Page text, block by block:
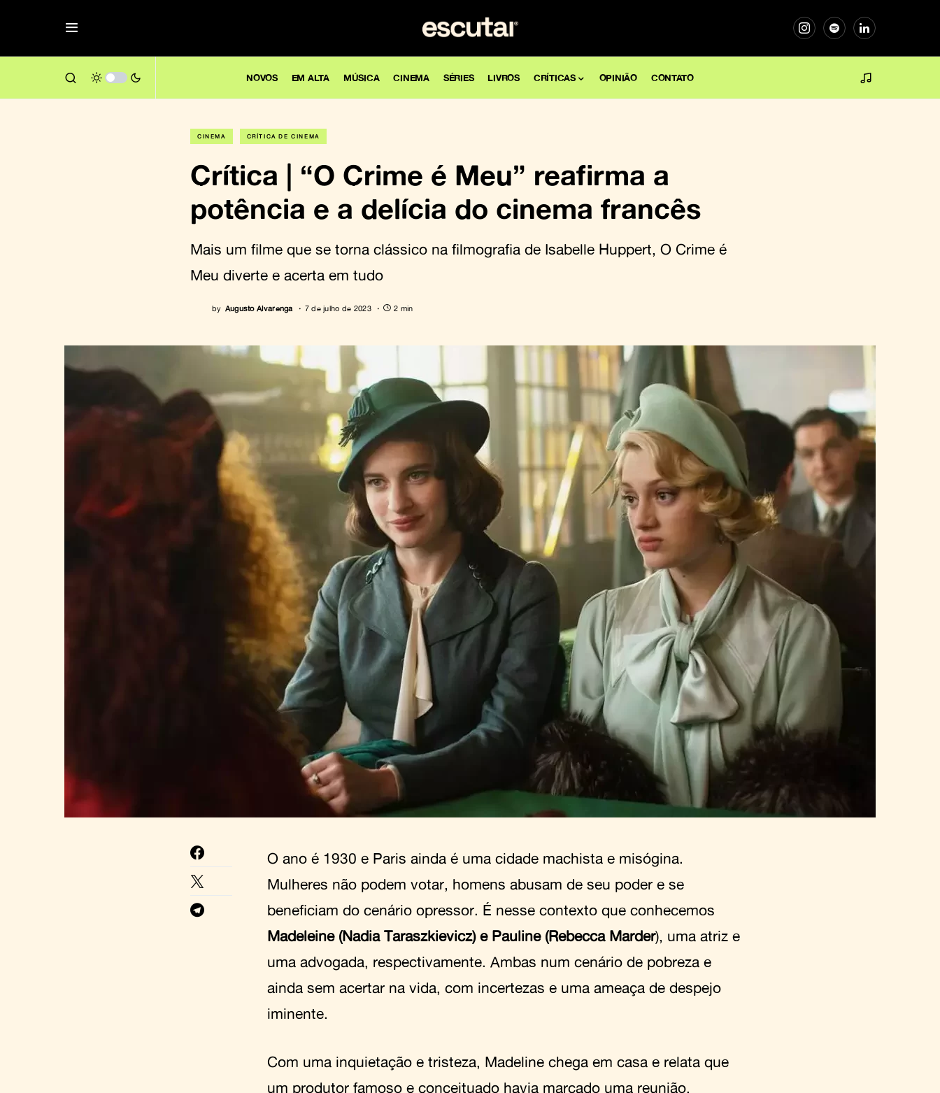
NOVOS EM ALTA MÚSICA CINEMA SÉRIES LIVROS CRÍTICAS OPINIÃO CONTATO
CINEMA CRÍTICA DE CINEMA
Crítica | “O Crime é Meu” reafirma a
potência e a delícia do cinema francês
Mais um filme que se torna clássico na filmografia de Isabelle Huppert, O Crime é
Meu diverte e acerta em tudo
by Augusto Alvarenga 7 de julho de 2023 2 min
O ano é 1930 e Paris ainda é uma cidade machista e misógina.
Mulheres não podem votar, homens abusam de seu poder e se
beneficiam do cenário opressor. É nesse contexto que conhecemos
Madeleine (Nadia Taraszkievicz) e Pauline (Rebecca Marder), uma atriz e
uma advogada, respectivamente. Ambas num cenário de pobreza e
ainda sem acertar na vida, com incertezas e uma ameaça de despejo
iminente.
Com uma inquietação e tristeza, Madeline chega em casa e relata que
um produtor famoso e conceituado havia marcado uma reunião,